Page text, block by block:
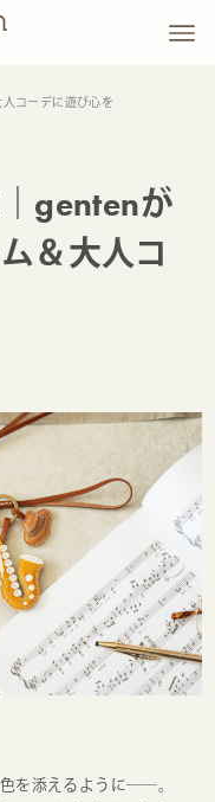
コーデに遊び心を
gentenが
＆大人コ
を添えるように──。